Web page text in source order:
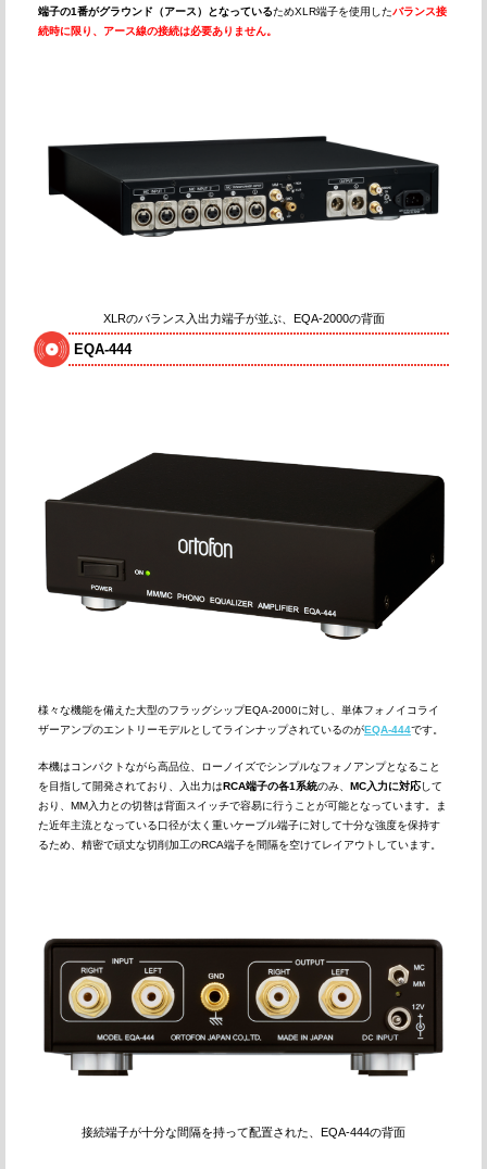
端子の1番がグラウンド（アース）となっているためXLR端子を使用したバランス接
続時に限り、アース線の接続は必要ありません。
XLRのバランス入出力端子が並ぶ、EQA-2000の背面
EQA-444
様々な機能を備えた大型のフラッグシップEQA-2000に対し、単体フォノイコライ
ザーアンプのエントリーモデルとしてラインナップされているのがEQA-444です。
本機はコンパクトながら高品位、ローノイズでシンプルなフォノアンプとなること
を目指して開発されており、入出力はRCA端子の各1系統のみ、 MC入力に対応して
おり、MM入力との切替は背面スイッチで容易に行うことが可能となっています。ま
た近年主流となっている口径が太く重いケーブル端子に対して十分な強度を保持す
るため、精密で頑丈な切削加工のRCA端子を間隔を空けてレイアウトしています。
接続端子が十分な間隔を持って配置された、EQA-444の背面